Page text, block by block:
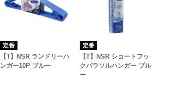
定番
【T】NSR ランドリーハ
ンガー10P ブルー
定番
【T】NSR ショートフッ
クパラソルハンガー ブル
ー